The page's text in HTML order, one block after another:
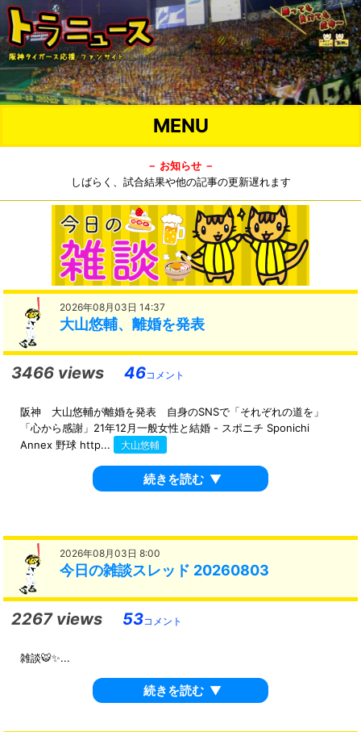
MENU
－ お知らせ －
しばらく、試合結果や他の記事の更新遅れます
2026年08月03日 14:37
大山悠輔、離婚を発表
3466 views 46コメント
阪神 大山悠輔が離婚を発表 自身のSNSで「それぞれの道を」
「心から感謝」21年12月一般女性と結婚 - スポニチ Sponichi
Annex 野球 http...
大山悠輔
続きを読む ▼
2026年08月03日 8:00
今日の雑談スレッド 20260803
2267 views 53コメント
雑談🐯✨...
続きを読む ▼